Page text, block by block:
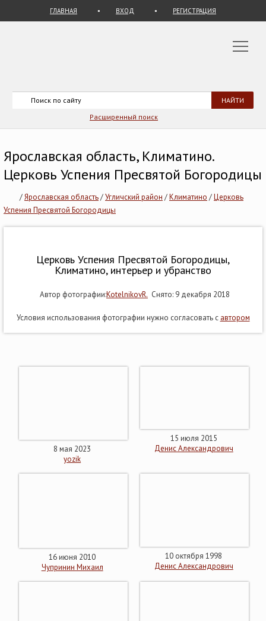
ГЛАВНАЯ ВХОД РЕГИСТРАЦИЯ
Расширенный поиск
Ярославская область, Климатино.
Церковь Успения Пресвятой Богородицы
/Ярославская область/Угличский район /Климатино /Церковь
Успения Пресвятой Богородицы
Церковь Успения Пресвятой Богородицы,
Климатино, интерьер и убранство
Автор фотографии:KotelnikovR. Снято: 9 декабря 2018
Условия использования фотографии нужно согласовать с автором
8 мая 2023
yozik
15 июля 2015
Денис Александрович
16 июня 2010
Чупринин Михаил
10 октября 1998
Денис Александрович